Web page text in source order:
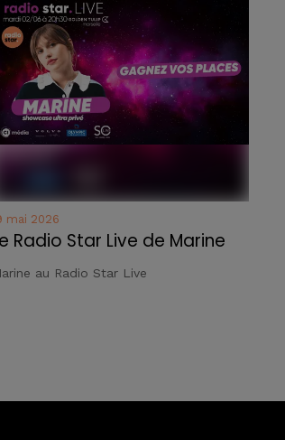
mai 2026
Radio Star Live de Marine
au Radio Star Live